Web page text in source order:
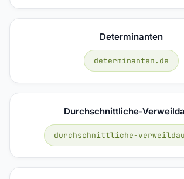
Determinanten
determinanten.de
Durchschnittliche-
durchschnittliche-